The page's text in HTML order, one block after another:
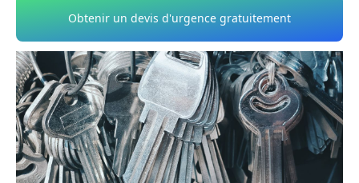
Obtenir un devis d'urgence gratuitement